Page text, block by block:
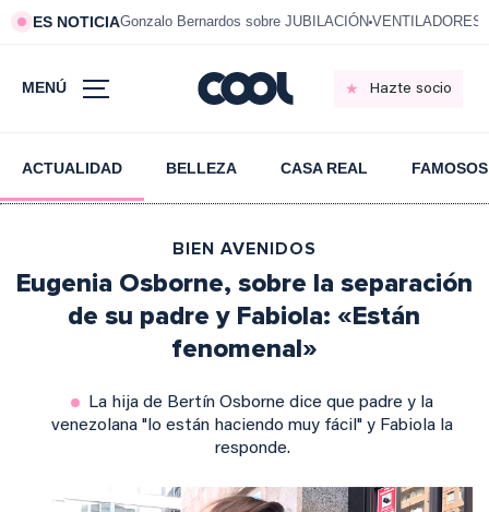
ES NOTICIAGonzalo Bernardos sobre JUBILACIÓN VENTILADORES
MENÚ Hazte socio
ACTUALIDAD BELLEZA CASA REAL FAMOSOS
BIEN AVENIDOS
Eugenia Osborne, sobre la separación
de su padre y Fabiola: «Están
fenomenal»
La hija de Bertín Osborne dice que padre y la
venezolana "lo están haciendo muy fácil" y Fabiola la
responde.